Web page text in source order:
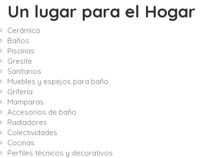
Un lugar para el Hogar
Cerámica
Baños
Piscinas
Gresite
Sanitarios
Muebles y espejos para baño
Grifería
Mamparas
Accesorios de baño
Radiadores
Colectividades
Cocinas
Perfiles técnicos y decorativos